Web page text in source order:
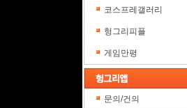
코스프레갤러리
헝그리피플
게임만평
문의/건의